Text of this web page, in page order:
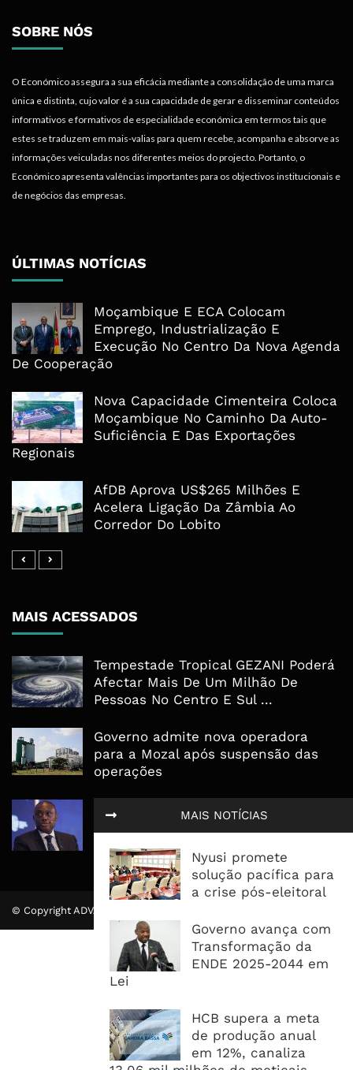
MAIS NOTÍCIAS
Nyusi promete
solução pacífica para
a crise pós-eleitoral
Governo avança com
Transformação da
ENDE 2025-2044 em
Lei
HCB supera a meta
de produção anual
em 12%, canaliza
SOBRE NÓS
O Económico assegura a sua eficácia mediante a consolidação de uma marca
única e distinta, cujo valor é a sua capacidade de gerar e disseminar conteúdos
informativos e formativos de especialidade económica em termos tais que
estes se traduzem em mais-valias para quem recebe, acompanha e absorve as
informações veiculadas nos diferentes meios do projecto. Portanto, o
Económico apresenta valências importantes para os objectivos institucionais e
de negócios das empresas.
ÚLTIMAS NOTÍCIAS
Moçambique E ECA Colocam
Emprego, Industrialização E
Execução No Centro Da Nova Agenda
De Cooperação
Nova Capacidade Cimenteira Coloca
Moçambique No Caminho Da Auto-
Suficiência E Das Exportações
Regionais
AfDB Aprova US$265 Milhões E
Acelera Ligação Da Zâmbia Ao
Corredor Do Lobito
MAIS ACESSADOS
Tempestade Tropical GEZANI Poderá
Afectar Mais De Um Milhão De
Pessoas No Centro E Sul ...
Governo admite nova operadora
para a Mozal após suspensão das
operações
CEO do Standard Bank pede ao
Governo que “saia do caminho” e
© Copyright ADVALUE. Todos Direitos Reservados.